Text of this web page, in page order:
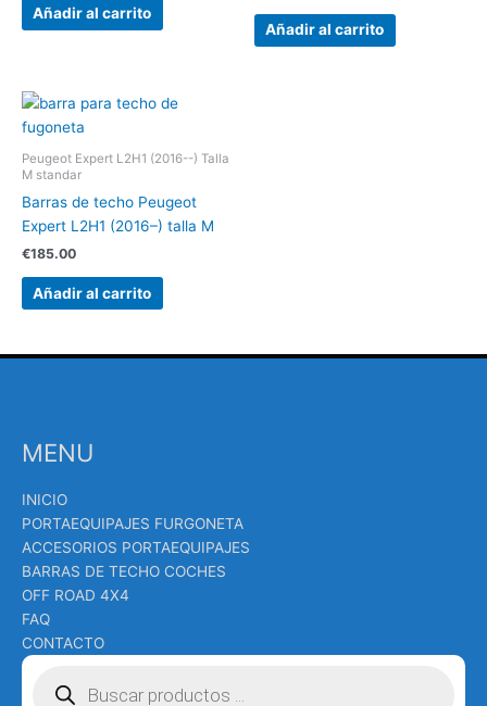
Añadir al carrito
Añadir al carrito
Peugeot Expert L2H1 (2016--) Talla
M standar
Barras de techo Peugeot
Expert L2H1 (2016–) talla M
€185.00
Añadir al carrito
MENU
INICIO
PORTAEQUIPAJES FURGONETA
ACCESORIOS PORTAEQUIPAJES
BARRAS DE TECHO COCHES
OFF ROAD 4X4
FAQ
CONTACTO
Búsqueda
productos